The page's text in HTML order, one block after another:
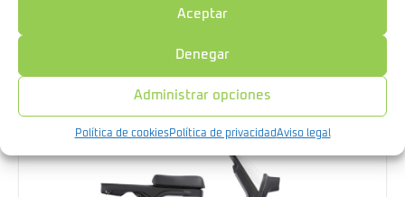
Aceptar
Denegar
Administrar opciones
Política de cookiesPolítica de privacidadAviso legal